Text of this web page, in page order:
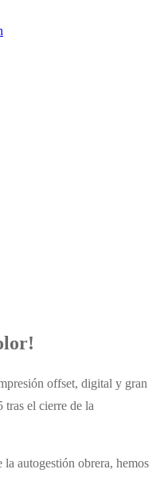
offset, digital y gran
tras el cierre de la
autogestión obrera, hemos